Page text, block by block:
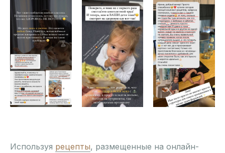
Используя рецепты, размещенные на онлайн-